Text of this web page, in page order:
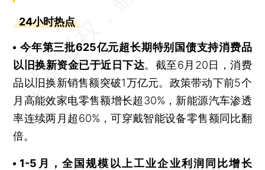
24小时热点
今年第三批625亿元超长期特别国债支持消费品
以旧换新资金已于近日下达。截至6月20日，消费
品以旧换新销售额突破1万亿元。政策带动下前5个
月高能效家电零售额增长超30%，新能源汽车渗透
率连续两月超60%，可穿戴智能设备零售额同比翻
倍。
1-5月，全国规模以上工业企业利润同比增长